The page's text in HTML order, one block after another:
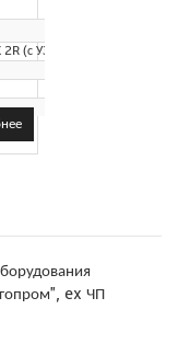
(с УЗО)
ex ЧП